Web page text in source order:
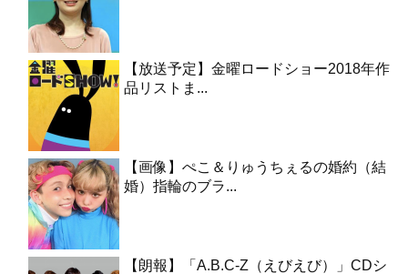
【放送予定】金曜ロードショー2018年作
品リストま...
【画像】ぺこ＆りゅうちぇるの婚約（結
婚）指輪のブラ...
【朗報】「A.B.C-Z（えびえび）」CDシ